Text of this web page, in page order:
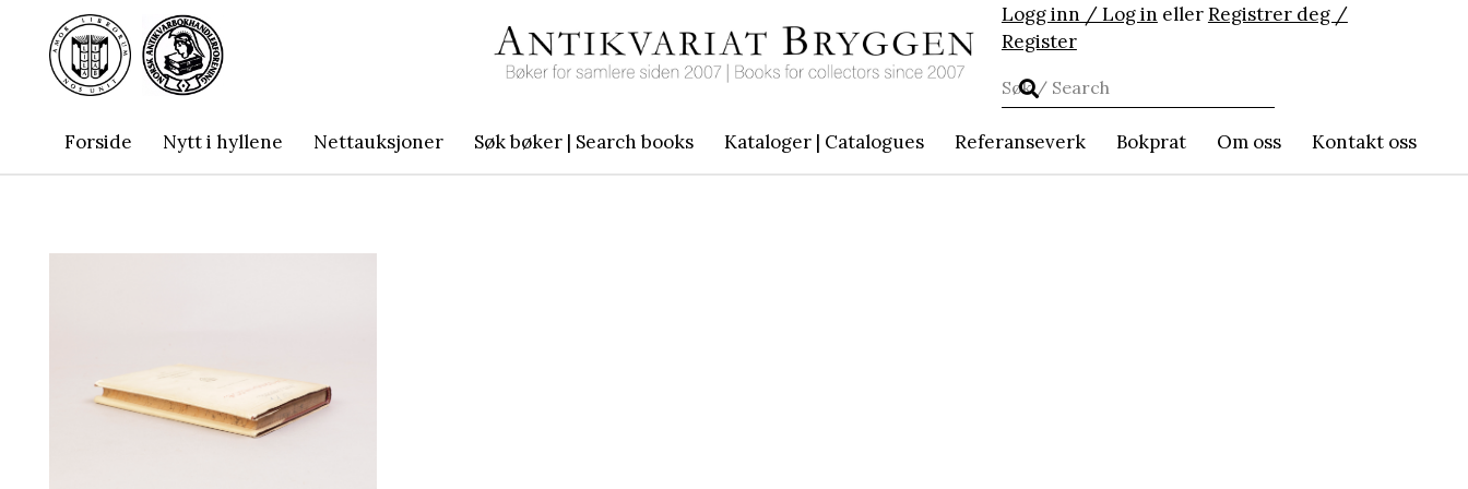
Logg inn / Log in ellerRegistrer deg /
Register
Forside Nytt i hyllene Nettauksjoner Søk bøker | Search books Kataloger | Catalogues Referanseverk Bokprat Om oss Kontakt oss